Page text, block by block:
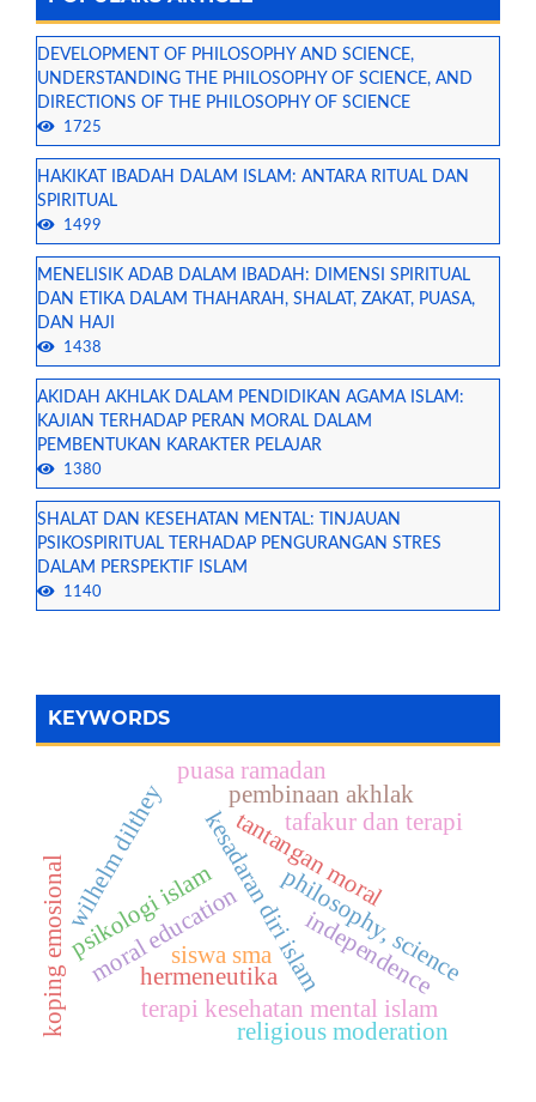
DEVELOPMENT OF PHILOSOPHY AND SCIENCE,
UNDERSTANDING THE PHILOSOPHY OF SCIENCE, AND
DIRECTIONS OF THE PHILOSOPHY OF SCIENCE
1725
HAKIKAT IBADAH DALAM ISLAM: ANTARA RITUAL DAN
SPIRITUAL
1499
MENELISIK ADAB DALAM IBADAH: DIMENSI SPIRITUAL
DAN ETIKA DALAM THAHARAH, SHALAT, ZAKAT, PUASA,
DAN HAJI
1438
AKIDAH AKHLAK DALAM PENDIDIKAN AGAMA ISLAM:
KAJIAN TERHADAP PERAN MORAL DALAM
PEMBENTUKAN KARAKTER PELAJAR
1380
SHALAT DAN KESEHATAN MENTAL: TINJAUAN
PSIKOSPIRITUAL TERHADAP PENGURANGAN STRES
DALAM PERSPEKTIF ISLAM
1140
KEYWORDS
moral educationkesadaran diri islam
tantangan moral
philosophy, science
terapi kesehatan mental islam
tafakur dan terapi
psikologi islam
koping emosional
pembinaan akhlak
wilhelm dilthey
hermeneutika
religious moderation
puasa ramadan
independence
siswa sma